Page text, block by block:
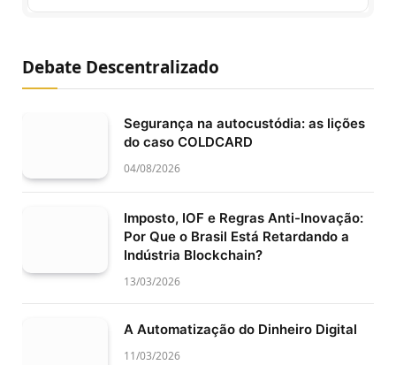
Debate Descentralizado
Segurança na autocustódia: as lições
do caso COLDCARD
04/08/2026
Imposto, IOF e Regras Anti-Inovação:
Por Que o Brasil Está Retardando a
Indústria Blockchain?
13/03/2026
A Automatização do Dinheiro Digital
11/03/2026